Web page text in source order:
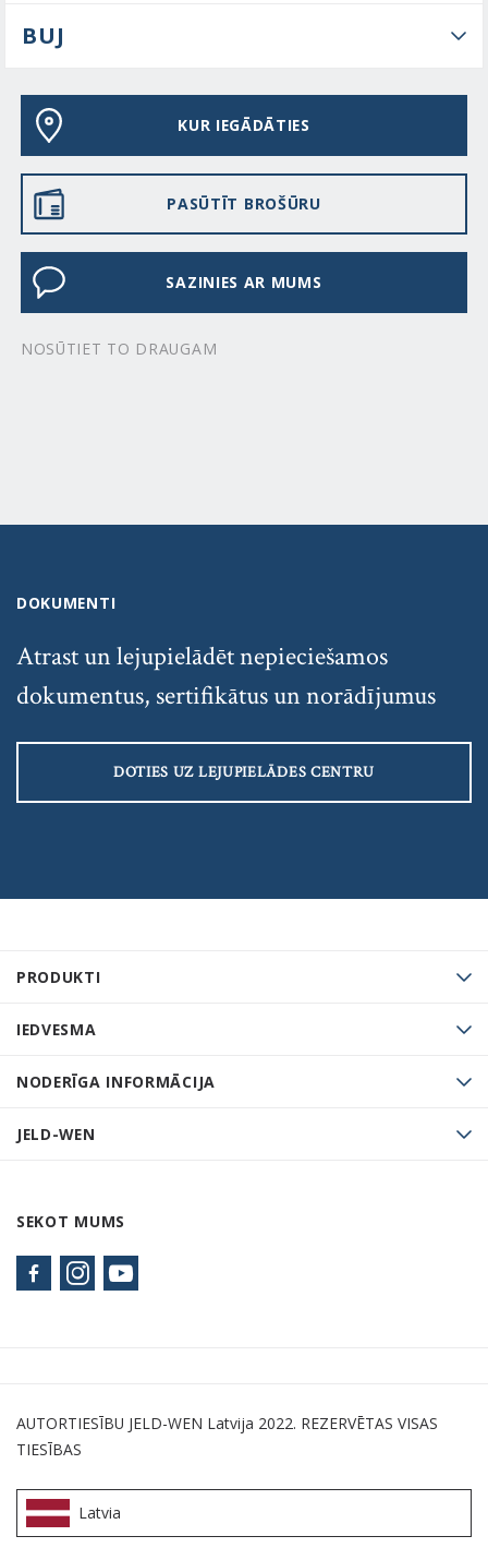
BUJ
KUR IEGĀDĀTIES
PASŪTĪT BROŠŪRU
SAZINIES AR MUMS
NOSŪTIET TO DRAUGAM
PRODUKTI
IEDVESMA
NODERĪGA INFORMĀCIJA
JELD-WEN
SEKOT MUMS
DOKUMENTI
Atrast un lejupielādēt nepieciešamos
dokumentus, sertifikātus un norādījumus
DOTIES UZ LEJUPIELĀDES CENTRU
AUTORTIESĪBU JELD-WEN Latvija 2022. REZERVĒTAS VISAS
TIESĪBAS
Latvia